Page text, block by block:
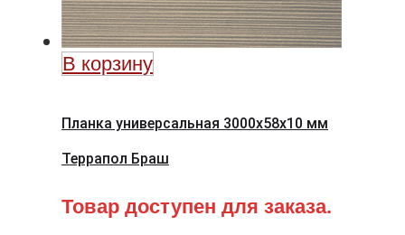
В корзину
Планка универсальная 3000х58х10 мм
Террапол Браш
Товар доступен для заказа.